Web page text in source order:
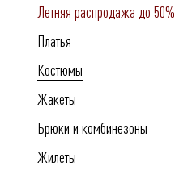
Летняя распродажа до 50%
Платья
Костюмы
Жакеты
Брюки и комбинезоны
Жилеты